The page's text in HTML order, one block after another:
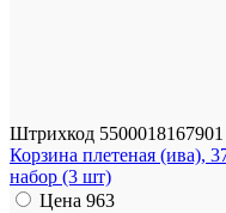
Штрихкод 5500018167901
Корзина плетеная (ива),
набор (3 шт)
Цена 963